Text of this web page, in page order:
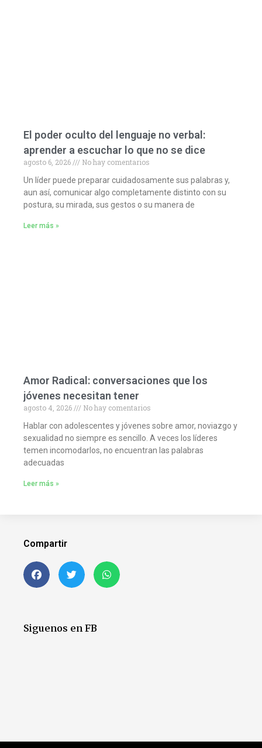
El poder oculto del lenguaje no verbal:
aprender a escuchar lo que no se dice
agosto 6, 2026
No hay comentarios
Un líder puede preparar cuidadosamente sus palabras y,
aun así, comunicar algo completamente distinto con su
postura, su mirada, sus gestos o su manera de
Leer más »
Amor Radical: conversaciones que los
jóvenes necesitan tener
agosto 4, 2026
No hay comentarios
Hablar con adolescentes y jóvenes sobre amor, noviazgo y
sexualidad no siempre es sencillo. A veces los líderes
temen incomodarlos, no encuentran las palabras
adecuadas
Leer más »
Compartir
Siguenos en FB